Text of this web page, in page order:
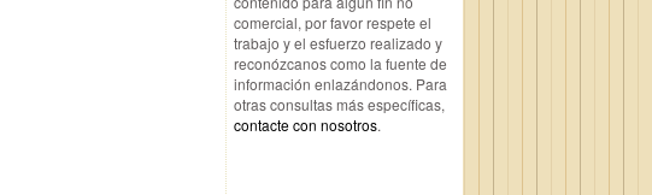
comercial, por favor respete el
trabajo y el esfuerzo realizado y
reconózcanos como la fuente de
información enlazándonos. Para
otras consultas más específicas,
contacte con nosotros.